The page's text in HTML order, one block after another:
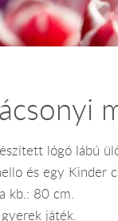
lógó lábú
és egy Kinder
kb.: 80 cm.
játék.